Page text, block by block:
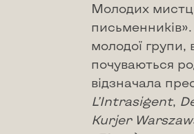
Молодих
молодої
почуваються
відзначала
L’Intrasigent,
Kurjer